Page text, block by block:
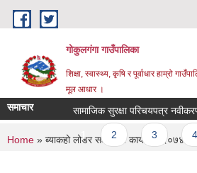
Skip to main content
गोकुलगंगा गाउँपालिका
शिक्षा, स्वास्थ्य, कृषि र पूर्वाधार हाम्रो
मूल आधार ।
समाचार सामाजिक सुरक्षा परिचयपत्र
Pages
1
You are here
Home » ब्याकहो लोडर सञ्चालन कार्यविधि २०७४